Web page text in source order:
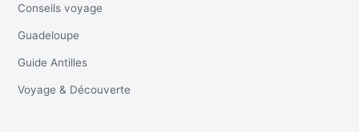
Conseils voyage
Guadeloupe
Guide Antilles
Voyage & Découverte